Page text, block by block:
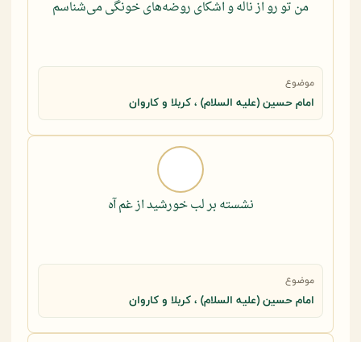
من تو رو از ناله و اشکای روضه‌های خونگی می‌شناسم
موضوع
امام حسین (علیه السلام) ، کربلا و کاروان
نشسته بر لب خورشید از غم آه
موضوع
امام حسین (علیه السلام) ، کربلا و کاروان